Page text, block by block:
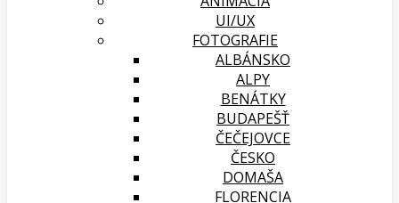
UI/UX
FOTOGRAFIE
ALBÁNSKO
ALPY
BENÁTKY
BUDAPEŠŤ
ČEČEJOVCE
ČESKO
DOMAŠA
FLORENCIA